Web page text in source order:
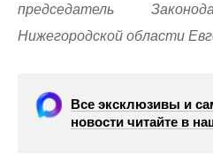
председатель
Нижегородской области
Все эксклюзивы и
новости читайте в